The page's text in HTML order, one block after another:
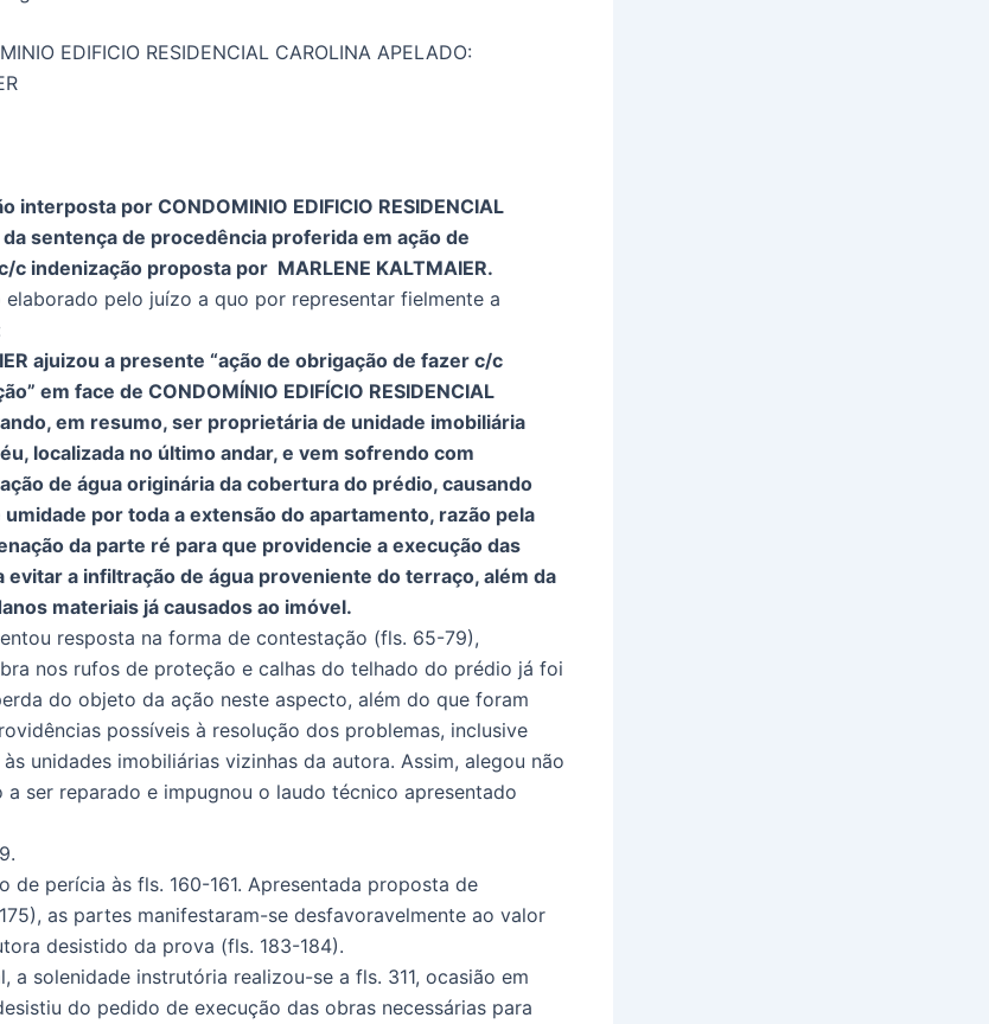
EDIFICIO RESIDENCIAL CAROLINA APELADO:
interposta por CONDOMINIO EDIFICIO RESIDENCIAL
da sentença de procedência proferida em ação de
c indenização proposta por MARLENE KALTMAIER.
pelo juízo a quo por representar fielmente a
ajuizou a presente “ação de obrigação de fazer c/c
em face de CONDOMÍNIO EDIFÍCIO RESIDENCIAL
em resumo, ser proprietária de unidade imobiliária
localizada no último andar, e vem sofrendo com
de água originária da cobertura do prédio, causando
por toda a extensão do apartamento, razão pela
da parte ré para que providencie a execução das
evitar a infiltração de água proveniente do terraço, além da
materiais já causados ao imóvel.
resposta na forma de contestação (fls. 65-79),
nos rufos de proteção e calhas do telhado do prédio já foi
do objeto da ação neste aspecto, além do que foram
possíveis à resolução dos problemas, inclusive
unidades imobiliárias vizinhas da autora. Assim, alegou não
a ser reparado e impugnou o laudo técnico apresentado
de perícia às fls. 160-161. Apresentada proposta de
as partes manifestaram-se desfavoravelmente ao valor
desistido da prova (fls. 183-184).
a solenidade instrutória realizou-se a fls. 311, ocasião em
do pedido de execução das obras necessárias para